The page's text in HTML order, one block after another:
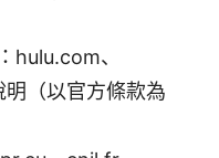
hulu.com、
（以官方條款為